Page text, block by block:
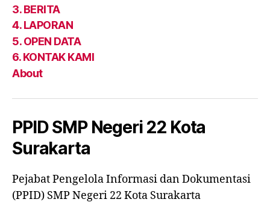
3. BERITA
4. LAPORAN
5. OPEN DATA
6. KONTAK KAMI
About
PPID SMP Negeri 22 Kota
Surakarta
Pejabat Pengelola Informasi dan Dokumentasi
(PPID) SMP Negeri 22 Kota Surakarta